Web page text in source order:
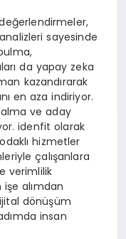
sayesinde
da yapay zeka
kazandırarak
en aza indiriyor.
ve aday
idenfit olarak
hizmetler
çalışanlara
verimlilik
işe alımdan
dönüşüm
insan